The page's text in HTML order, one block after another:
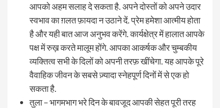
आपको अहम सलाह दे सकता है. अपने दोस्तों को अपने उदार
स्वभाव का ग़लत फ़ायदा न उठाने दें. प्रेम हमेशा आत्मीय होता
है और यही बात आज अनुभव करेंगे. कार्यक्षेत्र में हालात आपके
पक्ष में रुख़ करते मालूम होंगे. आपका आकर्षक और चुम्बकीय
व्यक्तित्व सभी के दिलों को अपनी तरफ़ खींचेगा. यह आपके पूरे
वैवाहिक जीवन के सबसे ज़्यादा स्नेहपूर्ण दिनों में से एक हो
सकता है.
तुला – भागमभाग भरे दिन के बावजूद आपकी सेहत पूरी तरह